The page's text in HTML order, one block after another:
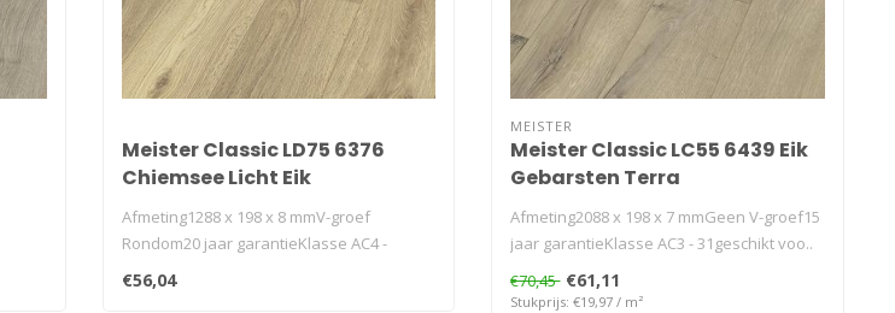
Meister Classic LD75 6376
Chiemsee Licht Eik
Afmeting1288 x 198 x 8 mmV-groef
Rondom20 jaar garantieKlasse AC4 -
32geschikt v..
€56,04
MEISTER
Meister Classic LC55 6439 Eik
Gebarsten Terra
Afmeting2088 x 198 x 7 mmGeen V-groef15
jaar garantieKlasse AC3 - 31geschikt voo..
€70,45 €61,11
Stukprijs: €19,97 / m²